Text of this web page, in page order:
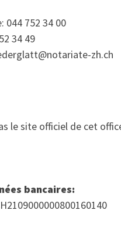
044 752 34 00
34 49
zh.ch
le site officiel de cet
bancaires: